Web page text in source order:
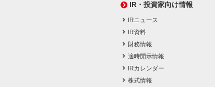
IR・投資家向け情報
IRニュース
IR資料
財務情報
適時開示情報
IRカレンダー
株式情報